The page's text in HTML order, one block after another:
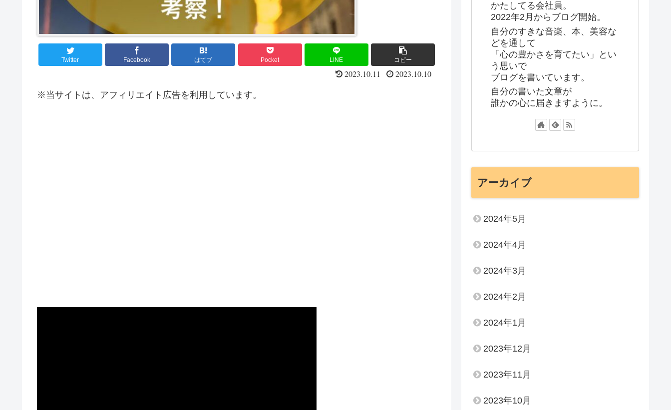
Twitter Facebook はてブ Pocket LINE コピー
2023.10.11 2023.10.10
※当サイトは、アフィリエイト広告を利用しています。
かたしてる会社員。
2022年2月からブログ開始。
自分のすきな音楽、本、美容な
どを通して
「心の豊かさを育てたい」とい
う思いで
ブログを書いています。
自分の書いた文章が
誰かの心に届きますように。
アーカイブ
2024年5月
2024年4月
2024年3月
2024年2月
2024年1月
2023年12月
2023年11月
2023年10月